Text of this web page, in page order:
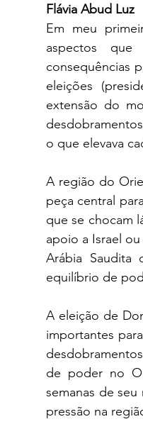
Flávia Abud Luz
Em meu
aspectos que
consequências
eleições
extensão do
o que elevava
A região do
peça central
que se chocam
apoio a Israel
Arábia Saudita
equilíbrio de
A eleição de
importantes
de poder no
semanas de
pressão na